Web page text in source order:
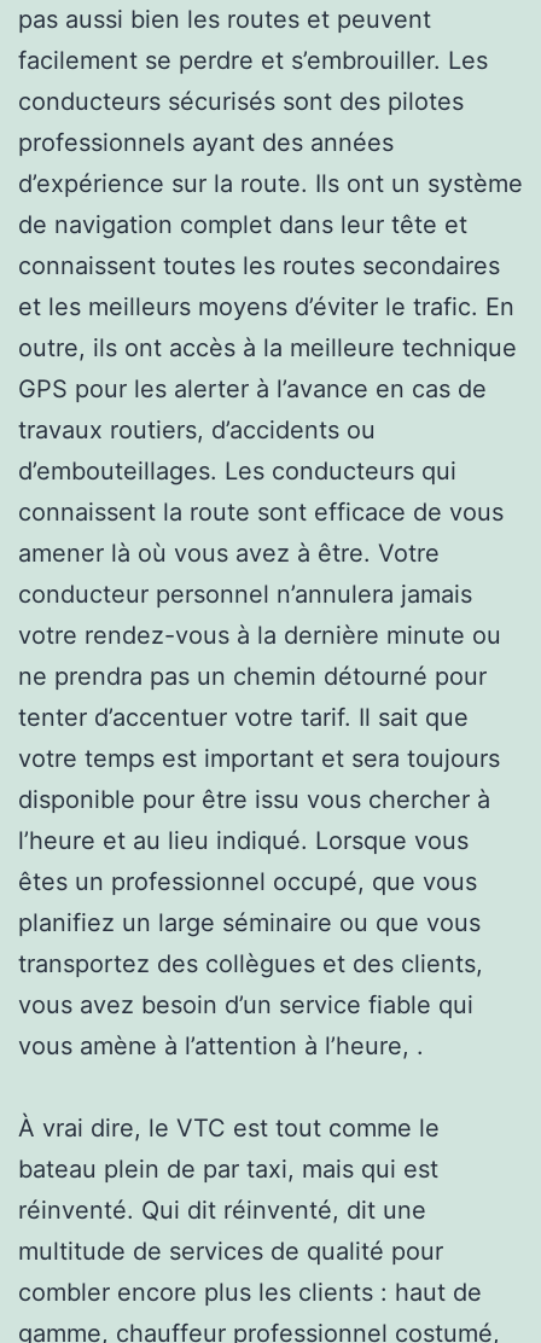
pas aussi bien les routes et peuvent
facilement se perdre et s’embrouiller. Les
conducteurs sécurisés sont des pilotes
professionnels ayant des années
d’expérience sur la route. Ils ont un système
de navigation complet dans leur tête et
connaissent toutes les routes secondaires
et les meilleurs moyens d’éviter le trafic. En
outre, ils ont accès à la meilleure technique
GPS pour les alerter à l’avance en cas de
travaux routiers, d’accidents ou
d’embouteillages. Les conducteurs qui
connaissent la route sont efficace de vous
amener là où vous avez à être. Votre
conducteur personnel n’annulera jamais
votre rendez-vous à la dernière minute ou
ne prendra pas un chemin détourné pour
tenter d’accentuer votre tarif. Il sait que
votre temps est important et sera toujours
disponible pour être issu vous chercher à
l’heure et au lieu indiqué. Lorsque vous
êtes un professionnel occupé, que vous
planifiez un large séminaire ou que vous
transportez des collègues et des clients,
vous avez besoin d’un service fiable qui
vous amène à l’attention à l’heure, .
À vrai dire, le VTC est tout comme le
bateau plein de par taxi, mais qui est
réinventé. Qui dit réinventé, dit une
multitude de services de qualité pour
combler encore plus les clients : haut de
gamme, chauffeur professionnel costumé,